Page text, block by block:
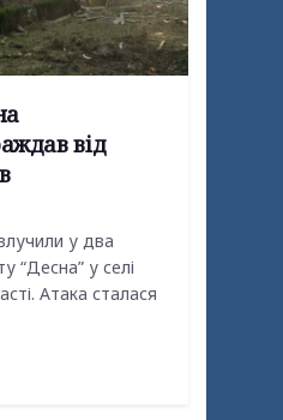
від
у два
“Десна” у селі
Атака сталася